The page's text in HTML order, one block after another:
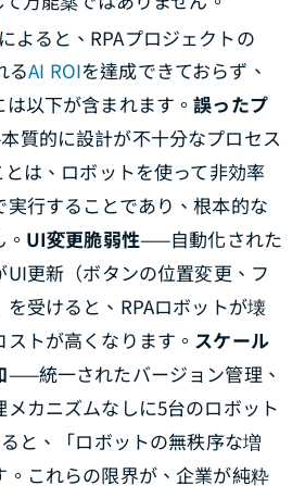
によると、RPAプロジェクトの
るAI ROIを達成できておらず、
以下が含まれます。誤ったプ
質的に設計が不十分なプロセス
は、ロボットを使って非効率
行することであり、根本的な
UI変更脆弱性——自動化された
UI更新（ボタンの位置変更、フ
受けると、RPAロボットが壊
トが高くなります。 スケール
——統一されたバージョン管理、
カニズムなしに5台のロボット
と、「ロボットの無秩序な増
これらの限界が、企業が純粋